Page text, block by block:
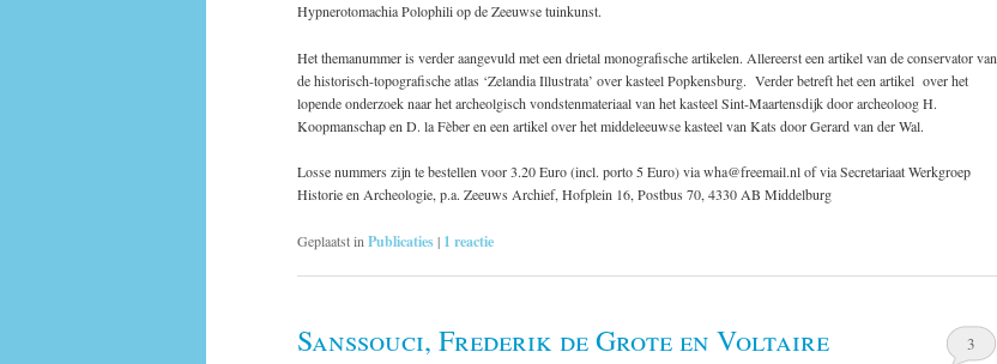
Hypnerotomachia Polophili op de Zeeuwse tuinkunst.
Het themanummer is verder aangevuld met een drietal monografische artikelen. Allereerst een artikel van de conservator van
de historisch-topografische atlas ‘Zelandia Illustrata’ over kasteel Popkensburg. Verder betreft het een artikel over het
lopende onderzoek naar het archeolgisch vondstenmateriaal van het kasteel Sint-Maartensdijk door archeoloog H.
Koopmanschap en D. la Fèber en een artikel over het middeleeuwse kasteel van Kats door Gerard van der Wal.
Losse nummers zijn te bestellen voor 3.20 Euro (incl. porto 5 Euro) via wha@freemail.nl of via Secretariaat Werkgroep
Historie en Archeologie, p.a. Zeeuws Archief, Hofplein 16, Postbus 70, 4330 AB Middelburg
Geplaatst in Publicaties| 1 reactie
Sanssouci, Frederik de Grote en Voltaire 3